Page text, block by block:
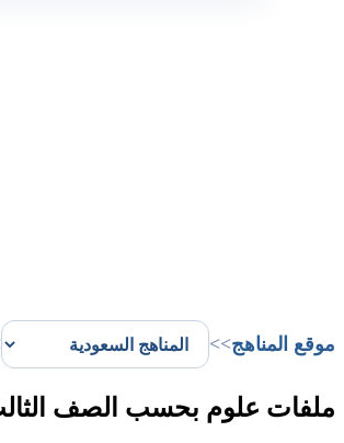
موقع المناهج>>
ملفات علوم بحسب الصف